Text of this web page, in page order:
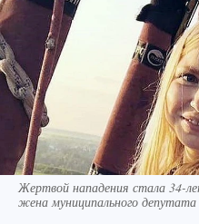
Жертвой нападения стала 34-
жена муниципального